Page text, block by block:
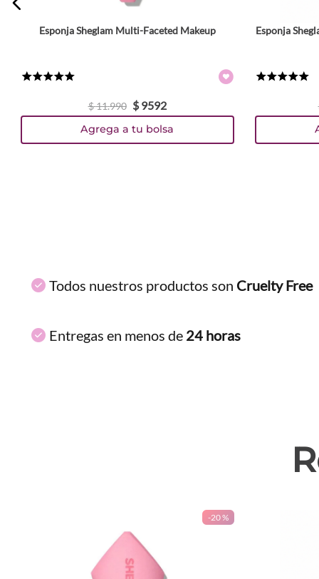
Esponja Sheglam Multi-Faceted Makeup
$11.990 $ 9592
Agrega a tu bolsa
Esponja
Todos nuestros productos son Cruelty Free
Entregas en menos de 24 horas
-20 %